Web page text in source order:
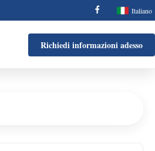
Italiano
Richiedi informazioni adesso